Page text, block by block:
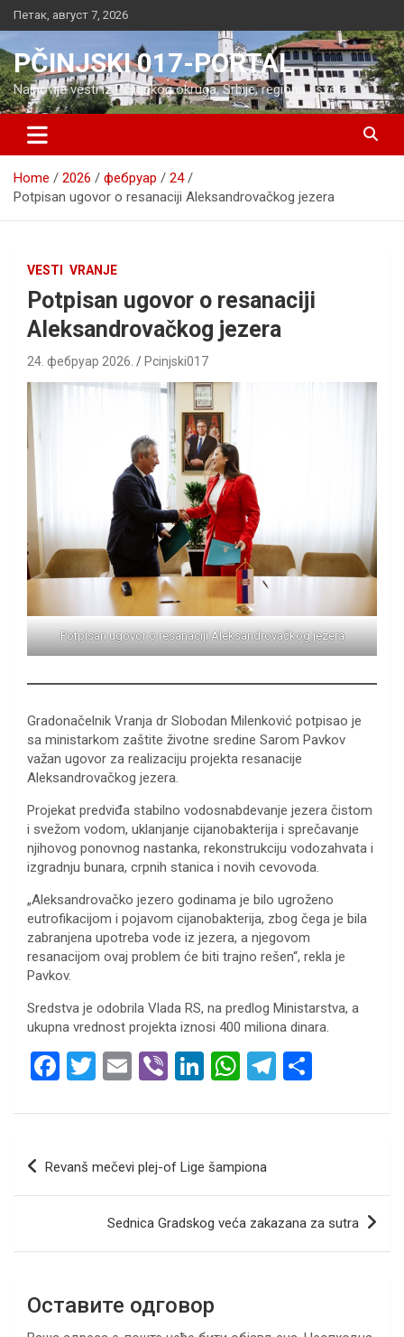
Skip
to
content
Петак, август 7, 2026
PČINJSKI 017-PORTAL
Najnovije vesti iz Pčinjskog okruga, Srbije, regiona i sveta
Home 2026 фебруар
24
Potpisan ugovor o resanaciji Aleksandrovačkog jezera
VESTI VRANJE
Potpisan ugovor o resanaciji
Aleksandrovačkog jezera
24. фебруар 2026. Pcinjski017
Potpisan ugovor o resanaciji Aleksandrovačkog jezera
Gradonačelnik Vranja dr Slobodan Milenković potpisao je
sa ministarkom zaštite životne sredine Sarom Pavkov
važan ugovor za realizaciju projekta resanacije
Aleksandrovačkog jezera.
Projekat predviđa stabilno vodosnabdevanje jezera čistom
i svežom vodom, uklanjanje cijanobakterija i sprečavanje
njihovog ponovnog nastanka, rekonstrukciju vodozahvata i
izgradnju bunara, crpnih stanica i novih cevovoda.
„Aleksandrovačko jezero godinama je bilo ugroženo
eutrofikacijom i pojavom cijanobakterija, zbog čega je bila
zabranjena upotreba vode iz jezera, a njegovom
resanacijom ovaj problem će biti trajno rešen“, rekla je
Pavkov.
Sredstva je odobrila Vlada RS, na predlog Ministarstva, a
ukupna vrednost projekta iznosi 400 miliona dinara.
F
ce
o
T
tt
er
E
ail
Vi
er
Li
ke
dI
n
W
at
s
A
p
T
e
ar
Кретање
Revanš mečevi plej-of Lige šampiona
Sednica Gradskog veća zakazana za sutra
Оставите одговор